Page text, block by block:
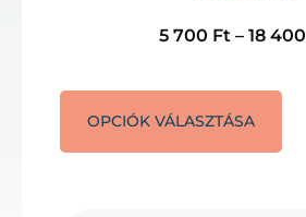
5 700 Ft – 18 400
OPCIÓK VÁLASZTÁSA